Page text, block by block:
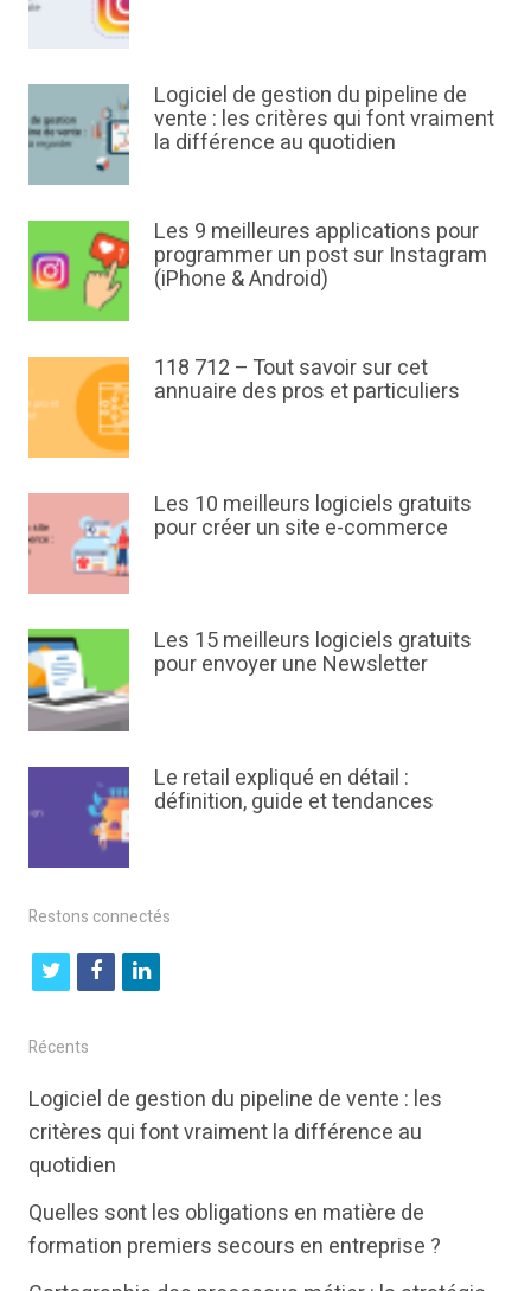
Logiciel de gestion du pipeline de
vente : les critères qui font vraiment
la différence au quotidien
Les 9 meilleures applications pour
programmer un post sur Instagram
(iPhone & Android)
118 712 – Tout savoir sur cet
annuaire des pros et particuliers
Les 10 meilleurs logiciels gratuits
pour créer un site e-commerce
Les 15 meilleurs logiciels gratuits
pour envoyer une Newsletter
Le retail expliqué en détail :
définition, guide et tendances
Restons connectés
t
i
t
t
e
f
b
o
k
l
e
i
n
Récents
Logiciel de gestion du pipeline de vente : les
critères qui font vraiment la différence au
quotidien
Quelles sont les obligations en matière de
formation premiers secours en entreprise ?